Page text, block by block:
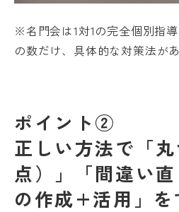
※名門会は1対1の完全個別指
の数だけ、具体的な対策法があ
ポイント②
正しい方法で「
点）」「間違い
の作成+活用」を